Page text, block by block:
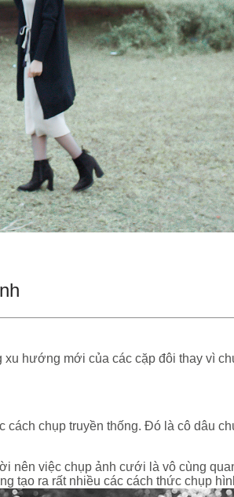
hướng mới của các cặp đôi thay vì
chụp truyền thống. Đó là cô dâu
nên việc chụp ảnh cưới là vô cùng
tạo ra rất nhiều các cách thức chụp